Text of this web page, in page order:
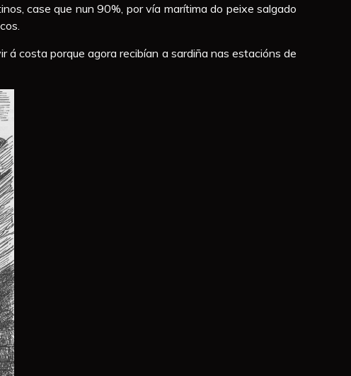
case que nun 90%, por vía marítima do peixe salgado
á costa porque agora recibían a sardiña nas estacións de